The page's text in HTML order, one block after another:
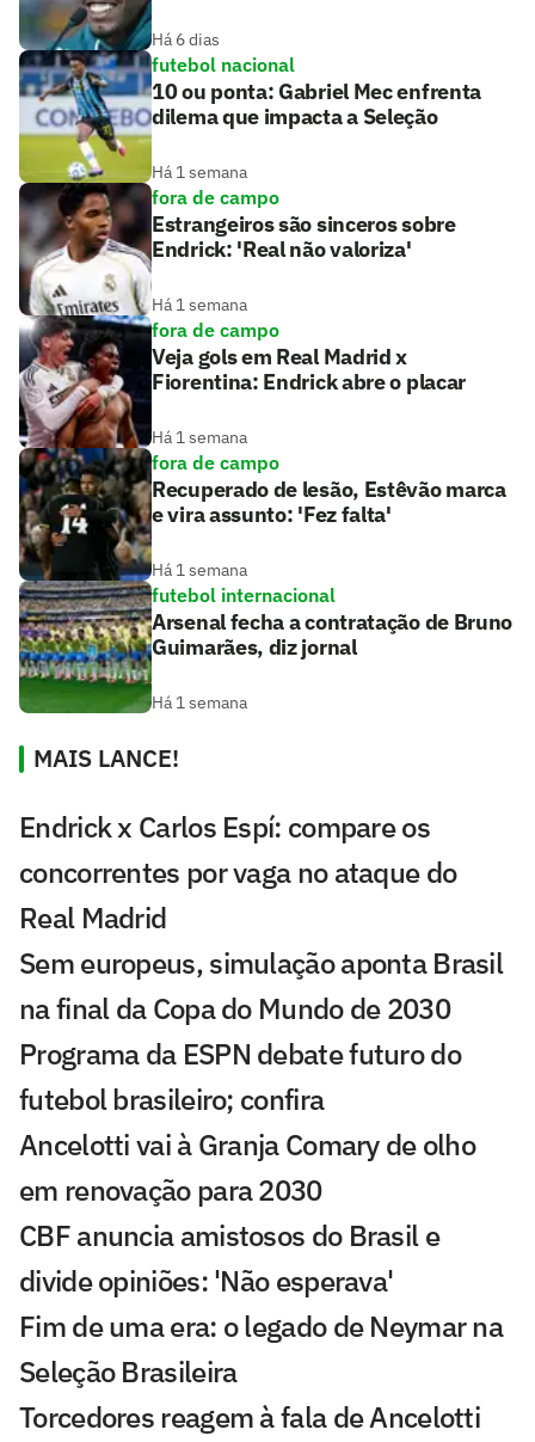
Há 6 dias
futebol nacional
10 ou ponta: Gabriel Mec enfrenta
dilema que impacta a Seleção
Há 1 semana
fora de campo
Estrangeiros são sinceros sobre
Endrick: 'Real não valoriza'
Há 1 semana
fora de campo
Veja gols em Real Madrid x
Fiorentina: Endrick abre o placar
Há 1 semana
fora de campo
Recuperado de lesão, Estêvão marca
e vira assunto: 'Fez falta'
Há 1 semana
futebol internacional
Arsenal fecha a contratação de Bruno
Guimarães, diz jornal
Há 1 semana
MAIS LANCE!
Endrick x Carlos Espí: compare os
concorrentes por vaga no ataque do
Real Madrid
Sem europeus, simulação aponta Brasil
na final da Copa do Mundo de 2030
Programa da ESPN debate futuro do
futebol brasileiro; confira
Ancelotti vai à Granja Comary de olho
em renovação para 2030
CBF anuncia amistosos do Brasil e
divide opiniões: 'Não esperava'
Fim de uma era: o legado de Neymar na
Seleção Brasileira
Torcedores reagem à fala de Ancelotti